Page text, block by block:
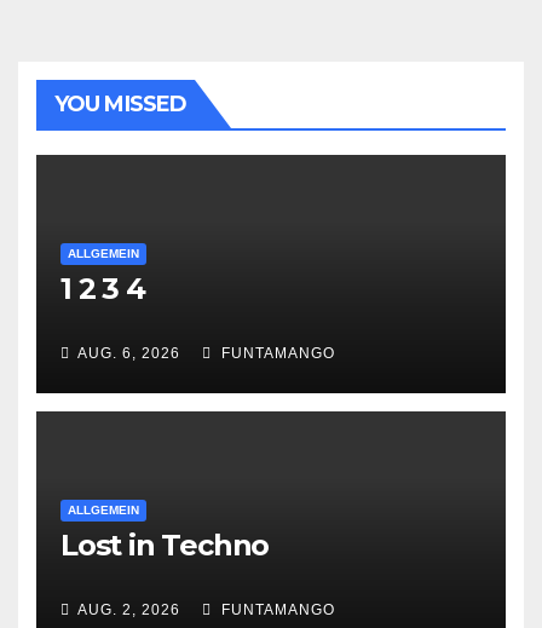
YOU MISSED
ALLGEMEIN
1 2 3 4
AUG. 6, 2026 FUNTAMANGO
ALLGEMEIN
Lost in Techno
AUG. 2, 2026 FUNTAMANGO